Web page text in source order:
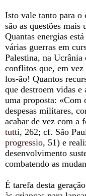
Isto vale tanto para o
são as questões mais
Quantas energias
várias guerras em
Palestina, na Ucrânia
conflitos que, em vez
los-ão! Quantos
que destroem vidas
uma proposta: «Com
despesas militares,
acabar de vez com a
tutti, 262; cf. São
progressio, 51) e
desenvolvimento
combatendo as
É tarefa desta